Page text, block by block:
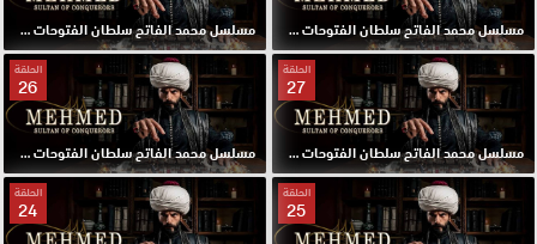
مسلسل محمد الفاتح سلطان الفتوحات مترجم الحلقة 29 HD مسلسل محمد الفاتح سلطان الفتوحات مترجم الحلقة 28 HD
الحلقة
27
مسلسل محمد الفاتح سلطان الفتوحات مترجم الحلقة 27 HD
الحلقة
26
مسلسل محمد الفاتح سلطان الفتوحات مترجم الحلقة 26 HD
الحلقة
25
الحلقة
24